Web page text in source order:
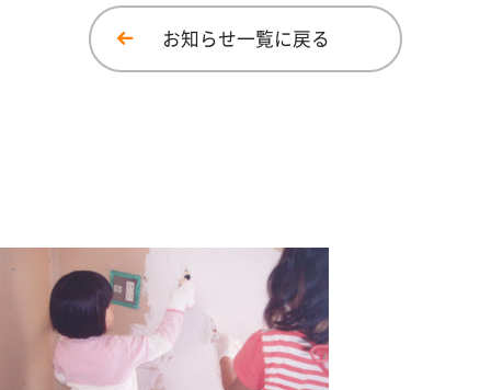
Q&A
お知らせ一覧に戻る